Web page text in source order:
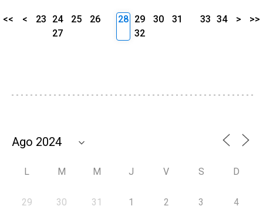
<< < 23 24 25
26
27
28 29 30
31
32
33 34 > >>
L M M J V S D
29 30 31 1 2 3 4